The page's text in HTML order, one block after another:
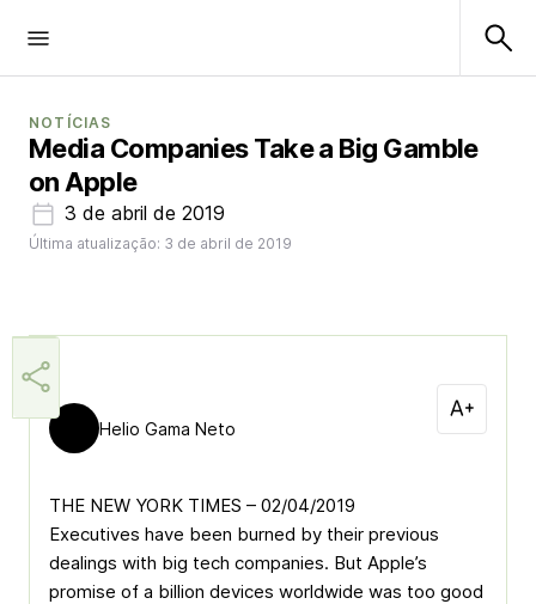
NOTÍCIAS
Media Companies Take a Big Gamble
on Apple
3 de abril de 2019
Última atualização: 3 de abril de 2019
Helio Gama Neto
THE NEW YORK TIMES – 02/04/2019
Executives have been burned by their previous
dealings with big tech companies. But Apple’s
promise of a billion devices worldwide was too good